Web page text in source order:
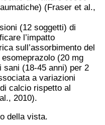
(Fraser et al.,
(12 soggetti) di
l’impatto
sull’assorbimento del
(20 mg
sani (18-45 anni) per 2
a variazioni
calcio rispetto al
2010).
della vista.